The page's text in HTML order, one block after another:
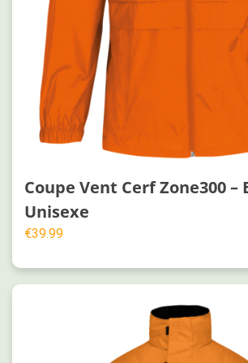
Coupe Vent Cerf Zone300 –
Unisexe
€39.99